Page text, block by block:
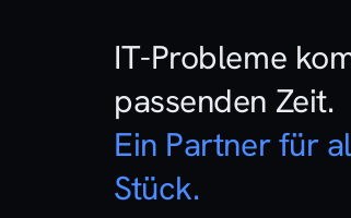
IT-Probleme
passenden Zeit.
Ein Partner für
Stück.